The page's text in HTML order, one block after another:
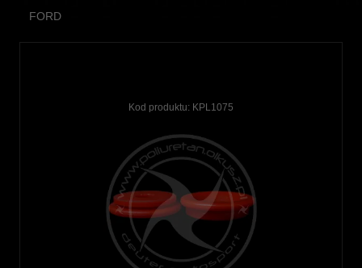
FORD
Kod produktu: KPL1075